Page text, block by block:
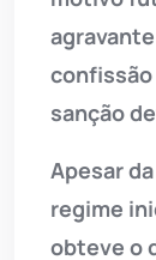
sanção
Apesar
regime
obteve o